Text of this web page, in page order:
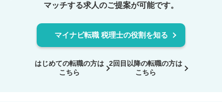
マッチする求人のご提案が可能です。
マイナビ転職 税理士の役割を知る
はじめての転職の方は
こちら
2回目以降の転職の方は
こちら